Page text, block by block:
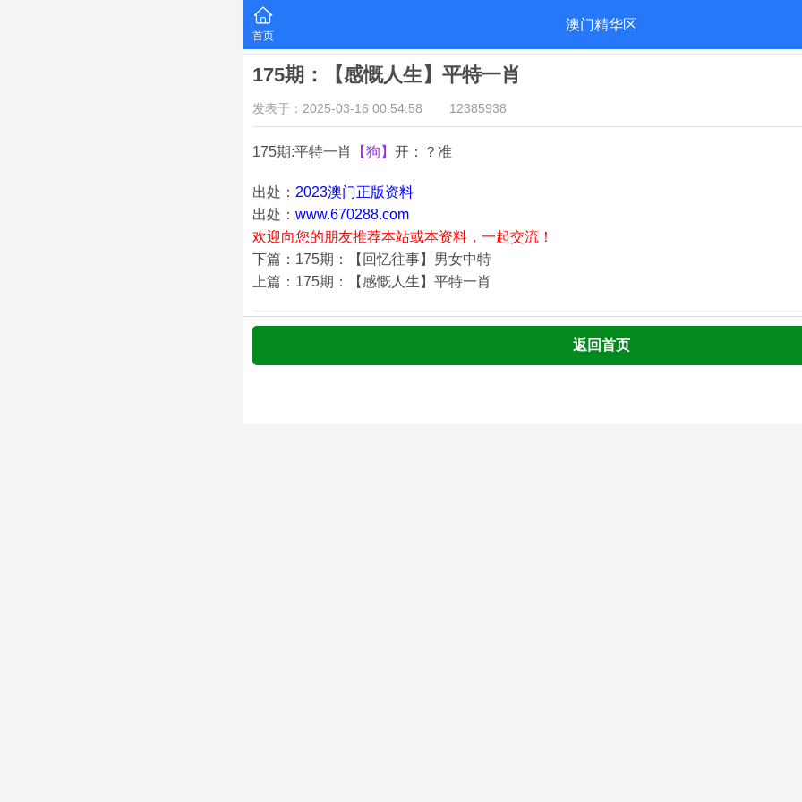
首页
澳门精华区
175期：【感慨人生】平特一肖
发表于：2025-03-16 00:54:58 12385938
175期:平特一肖 【狗】 开：？准
出处： 2023澳门正版资料
出处： www.670288.com
欢迎向您的朋友推荐本站或本资料，一起交流！
下篇：175期：【回忆往事】男女中特
上篇：175期：【感慨人生】平特一肖
返回首页